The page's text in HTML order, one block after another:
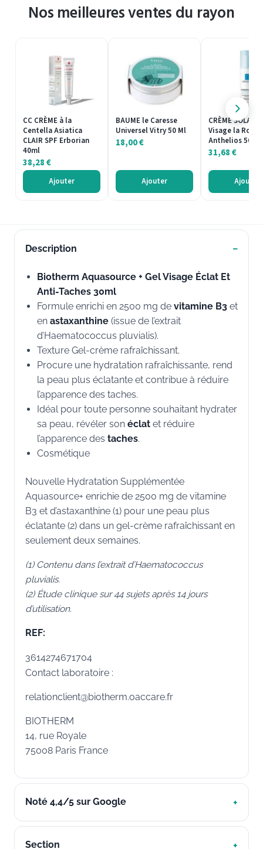
Nos meilleures ventes du rayon
CC CRÈME à la
Centella Asiatica
CLAIR SPF Erborian
40ml
38,28€
Ajouter
BAUME le Caresse
Universel Vitry 50 Ml
18,00€
Ajouter
CRÈME
Visage la
Anthelios 50ml
31,68€
Ajouter
Description
Biotherm Aquasource + Gel Visage Éclat Et
Anti-Taches 30ml
Formule enrichi en 2500 mg de vitamine B3 et
en astaxanthine (issue de l’extrait
d’Haematococcus pluvialis).
Texture Gel-crème rafraîchissant.
Procure une hydratation rafraîchissante, rend
la peau plus éclatante et contribue à réduire
l’apparence des taches.
Idéal pour toute personne souhaitant hydrater
sa peau, révéler son éclat et réduire
l’apparence des taches.
Cosmétique
Nouvelle Hydratation Supplémentée
Aquasource+ enrichie de 2500 mg de vitamine
B3 et d’astaxanthine (1) pour une peau plus
éclatante (2) dans un gel-crème rafraîchissant en
seulement deux semaines.
(1) Contenu dans l’extrait d’Haematococcus
pluvialis.
(2) Étude clinique sur 44 sujets après 14 jours
d’utilisation.
REF:
3614274671704
Contact laboratoire :
relationclient@biotherm.oaccare.fr
BIOTHERM
14, rue Royale
75008 Paris France
Noté 4,4/5 sur Google
Section